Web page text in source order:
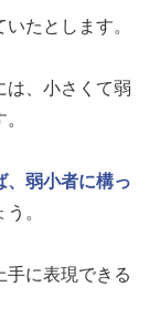
たとします。
は、小さくて弱
、弱小者に構っ
。
手に表現できる